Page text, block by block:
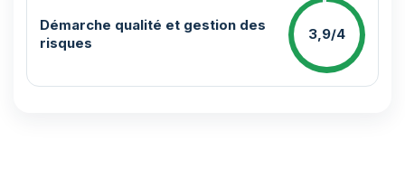
Démarche qualité et gestion des
risques
3,9/4